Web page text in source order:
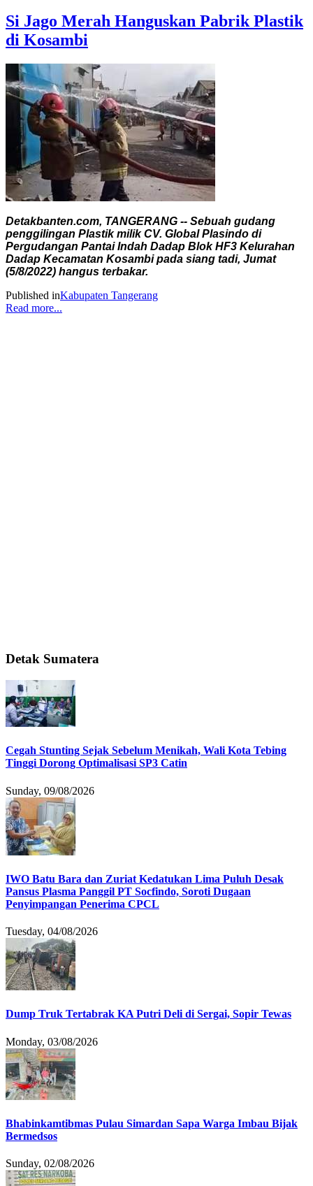
Si Jago Merah Hanguskan Pabrik Plastik
di Kosambi
Detakbanten.com, TANGERANG -- Sebuah gudang
penggilingan Plastik milik CV. Global Plasindo di
Pergudangan Pantai Indah Dadap Blok HF3 Kelurahan
Dadap Kecamatan Kosambi pada siang tadi, Jumat
(5/8/2022) hangus terbakar.
Published inKabupaten Tangerang
Read more...
Detak Sumatera
Cegah Stunting Sejak Sebelum Menikah, Wali Kota Tebing
Tinggi Dorong Optimalisasi SP3 Catin
Sunday, 09/08/2026
IWO Batu Bara dan Zuriat Kedatukan Lima Puluh Desak
Pansus Plasma Panggil PT Socfindo, Soroti Dugaan
Penyimpangan Penerima CPCL
Tuesday, 04/08/2026
Dump Truk Tertabrak KA Putri Deli di Sergai, Sopir Tewas
Monday, 03/08/2026
Bhabinkamtibmas Pulau Simardan Sapa Warga Imbau Bijak
Bermedsos
Sunday, 02/08/2026